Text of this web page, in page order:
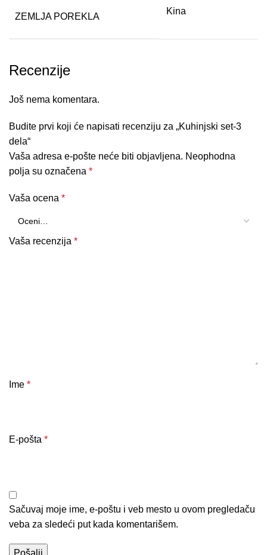
ZEMLJA POREKLA
Kina
Recenzije
Još nema komentara.
Budite prvi koji će napisati recenziju za „Kuhinjski set-3
dela“
Vaša adresa e-pošte neće biti objavljena. Neophodna
polja su označena*
Vaša ocena*
Vaša recenzija*
Ime*
E-pošta*
Sačuvaj moje ime, e-poštu i veb mesto u ovom pregledaču
veba za sledeći put kada komentarišem.